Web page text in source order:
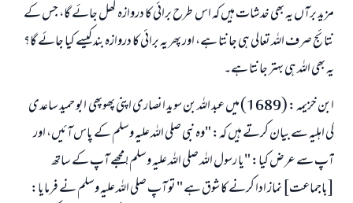
مزید برآں یہ بھی خدشات ہیں کہ اس طرح برائی کا دروازہ کھل جائے گا، جس کے
نتائج صرف اللہ تعالی ہی جانتا ہے، اور پھر یہ برائی کا دروازہ بند کیسے کیا جائے گا؟
یہ بھی اللہ ہی بہتر جانتا ہے۔
ابن خزیمہ : (1689) میں عبد اللہ بن سوید انصاری اپنی پھوپھی ابو حمید ساعدی
کی اہلیہ سے بیان کرتے ہیں کہ: "وہ نبی صلی اللہ علیہ وسلم کے پاس آئیں، اور
آپ سے عرض کیا: "یا رسول اللہ صلی اللہ علیہ وسلم! مجھے آپ کے ساتھ
[باجماعت] نماز ادا کرنے کا شوق ہے " تو آپ صلی اللہ علیہ وسلم نے فرمایا: